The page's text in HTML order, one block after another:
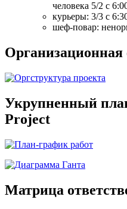
человека 5/2 с
курьеры: 3/3 с
шеф-повар:
Организационная
Укрупненный
Project
Матрица